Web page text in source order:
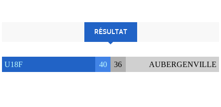
RÉSULTAT
U18F 40 36 AUBERGENVILLE